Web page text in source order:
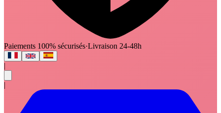
Paiements 100% sécurisés·Livraison 24-48h
|
|